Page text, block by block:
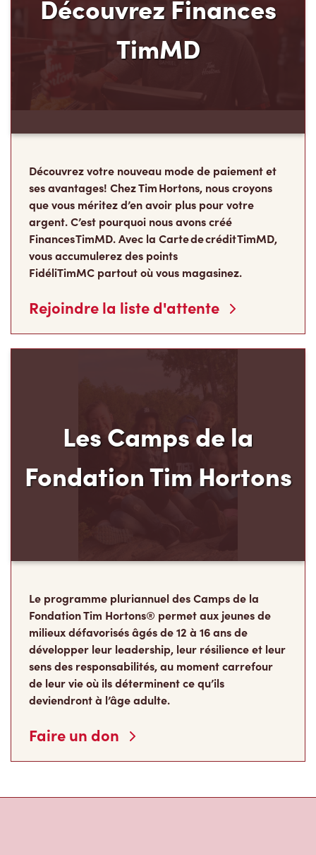
Découvrez Finances
TimMD
Découvrez votre nouveau mode de paiement et
ses avantages! Chez Tim Hortons, nous croyons
que vous méritez d’en avoir plus pour votre
argent. C’est pourquoi nous avons créé
Finances TimMD. Avec la Carte de crédit TimMD,
vous accumulerez des points
FidéliTimMC partout où vous magasinez.
Rejoindre la liste d'attente
Les Camps de la
Fondation Tim Hortons
Le programme pluriannuel des Camps de la
Fondation Tim Hortons® permet aux jeunes de
milieux défavorisés âgés de 12 à 16 ans de
développer leur leadership, leur résilience et leur
sens des responsabilités, au moment carrefour
de leur vie où ils déterminent ce qu’ils
deviendront à l’âge adulte.
Faire un don